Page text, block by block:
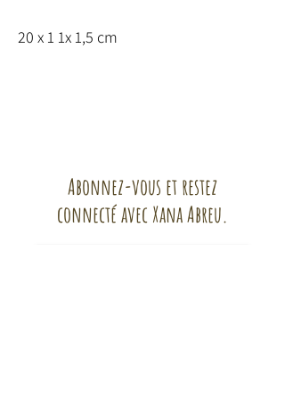
20 x 1 1x 1,5 cm
Abonnez-vous et restez
connecté avec Xana Abreu.